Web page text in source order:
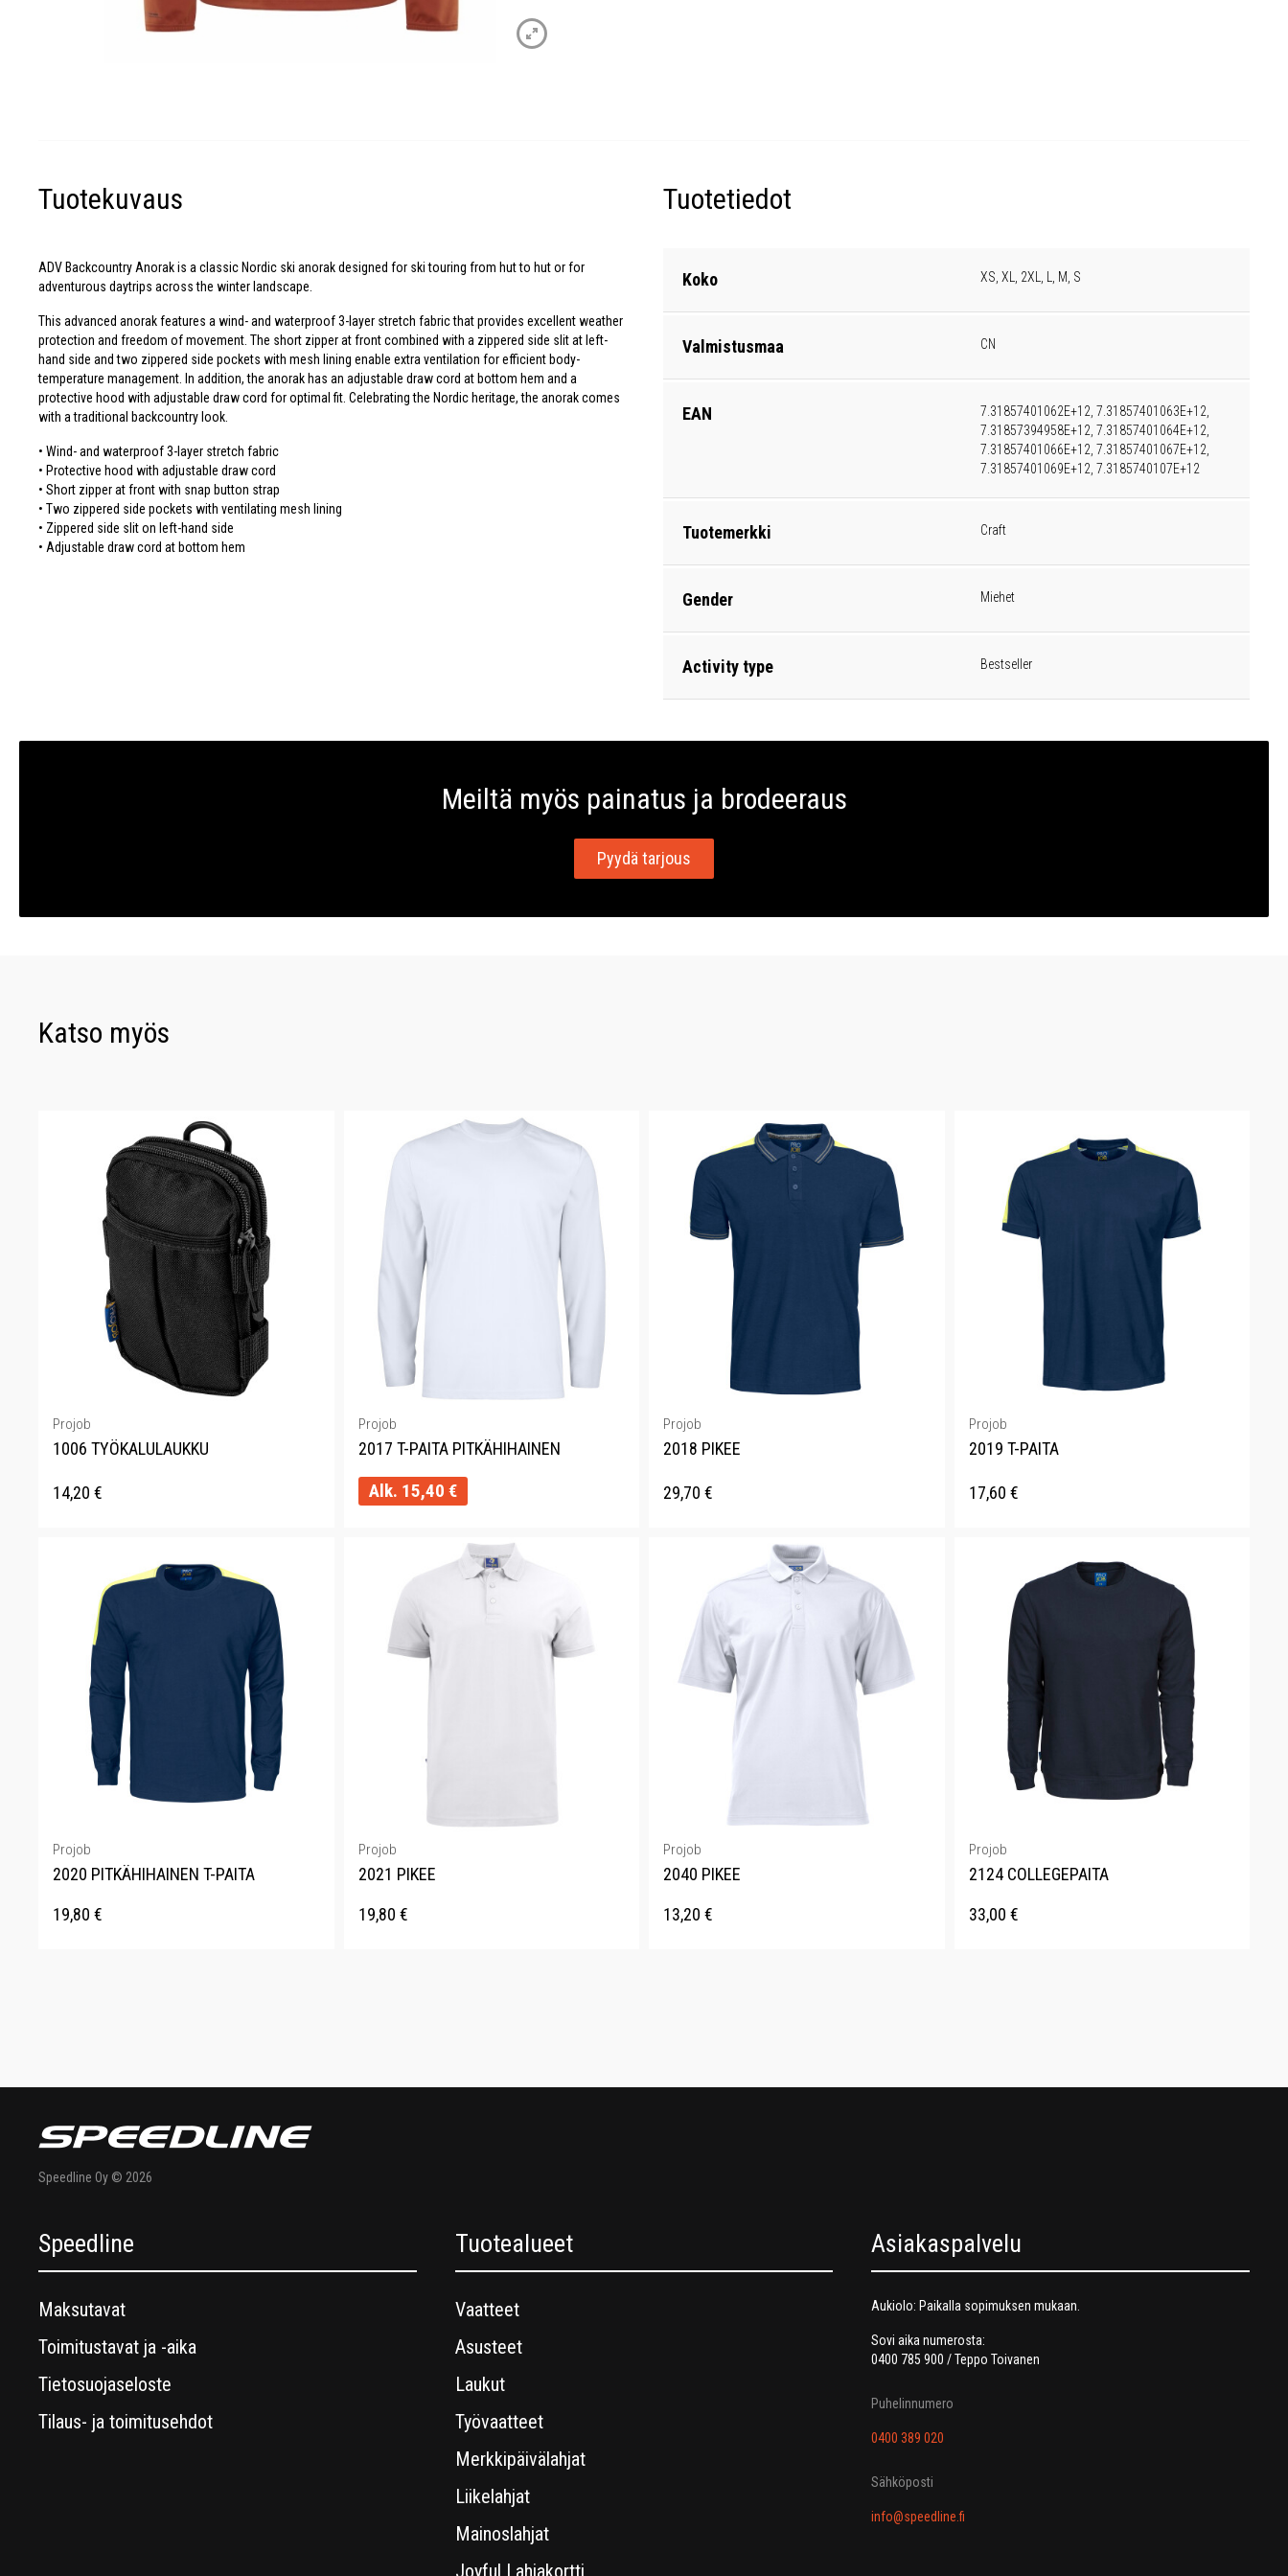
Tuotekuvaus
ADV Backcountry Anorak is a classic Nordic ski anorak designed for ski touring from hut to hut or for
adventurous daytrips across the winter landscape.
This advanced anorak features a wind- and waterproof 3-layer stretch fabric that provides excellent weather
protection and freedom of movement. The short zipper at front combined with a zippered side slit at left-
hand side and two zippered side pockets with mesh lining enable extra ventilation for efficient body-
temperature management. In addition, the anorak has an adjustable draw cord at bottom hem and a
protective hood with adjustable draw cord for optimal fit. Celebrating the Nordic heritage, the anorak comes
with a traditional backcountry look.
• Wind- and waterproof 3-layer stretch fabric
• Protective hood with adjustable draw cord
• Short zipper at front with snap button strap
• Two zippered side pockets with ventilating mesh lining
• Zippered side slit on left-hand side
• Adjustable draw cord at bottom hem
Tuotetiedot
Koko XS, XL, 2XL, L, M, S
Valmistusmaa CN
EAN
7.31857401062E+12, 7.31857401063E+12,
7.31857394958E+12, 7.31857401064E+12,
7.31857401066E+12, 7.31857401067E+12,
7.31857401069E+12, 7.3185740107E+12
Tuotemerkki Craft
Gender Miehet
Activity type Bestseller
Meiltä myös painatus ja brodeeraus
Pyydä tarjous
Katso myös
Projob
1006 TYÖKALULAUKKU
14,20 €
Projob
2017 T-PAITA PITKÄHIHAINEN
Alk. 15,40 €
Projob
2018 PIKEE
29,70 €
Projob
2019 T-PAITA
17,60 €
Projob
2020 PITKÄHIHAINEN T-PAITA
19,80 €
Projob
2021 PIKEE
19,80 €
Projob
2040 PIKEE
13,20 €
Projob
2124 COLLEGEPAITA
33,00 €
Speedline Oy © 2026
Speedline
Maksutavat
Toimitustavat ja -aika
Tietosuojaseloste
Tilaus- ja toimitusehdot
Tuotealueet
Vaatteet
Asusteet
Laukut
Työvaatteet
Merkkipäivälahjat
Liikelahjat
Mainoslahjat
Joyful Lahjakortti
Asiakaspalvelu
Aukiolo: Paikalla sopimuksen mukaan.
Sovi aika numerosta:
0400 785 900 / Teppo Toivanen
Puhelinnumero
0400 389 020
Sähköposti
info@speedline.fi